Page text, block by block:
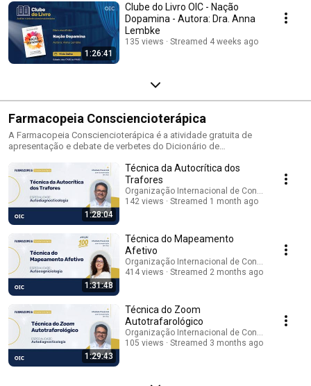
1:26:41
Clube do Livro OIC - Nação
Dopamina - Autora: Dra. Anna
Lembke
135 views Streamed 4 weeks ago
Farmacopeia Consciencioterápica
A Farmacopeia Consciencioterápica é a atividade gratuita de
apresentação e debate de verbetes do Dicionário de
OIC. Esta atividade abrange temas da especialidade
Consciencioterapeuticologia e proporciona aos interessados
conhecimento e ferramentas para o desenvolvimento prático da
autoconsciencioterapia. ​ Ocorre mensalmente aos sábados das 17h30
às 18h30 por meio de transmissão on-line, ao vivo, simultaneamente pelo
Facebook da OIC e canal da OIC no YouTube. Os verbetes podem ser
consultados no Dicionário de Consciencioterapeuticologia on-line
(oic.org.br/dicionario).
1:28:04
Técnica da Autocrítica dos
Trafores
Organização Internacional de
142 views
Streamed 1 month ago
1:31:48
Técnica do Mapeamento
Afetivo
Organização Internacional de
414 views
Streamed 2 months ago
1:29:43
Técnica do Zoom
Autotrafarológico
Organização Internacional de
105 views
Streamed 3 months ago